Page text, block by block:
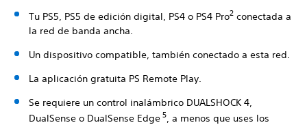
Tu PS5, PS5 de edición digital, PS4 o PS4 Pro2 conectada a
la red de banda ancha.
Un dispositivo compatible, también conectado a esta red.
La aplicación gratuita PS Remote Play.
Se requiere un control inalámbrico DUALSHOCK 4,
DualSense o DualSense Edge5 , a menos que uses los